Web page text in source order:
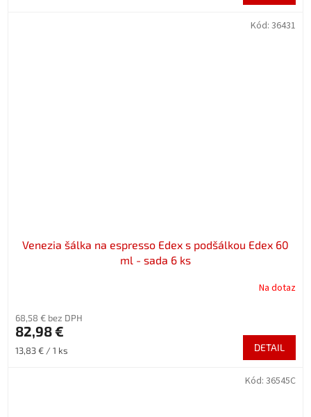
Venezia šálka na espresso Edex s podšálkou Edex 60
ml - sada 6 ks
Na dotaz
68,58 € bez DPH
82,98 €
Jednotková
13,83 € / 1 ks DETAIL
Kód: 36431
Kód: 36545C